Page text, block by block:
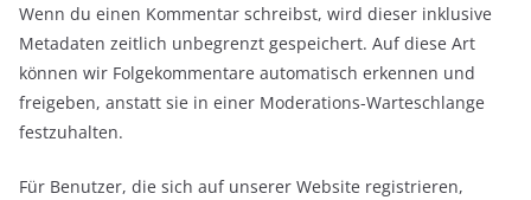
Wenn du einen Kommentar schreibst, wird dieser inklusive
Metadaten zeitlich unbegrenzt gespeichert. Auf diese Art
können wir Folgekommentare automatisch erkennen und
freigeben, anstatt sie in einer Moderations-Warteschlange
festzuhalten.
Für Benutzer, die sich auf unserer Website registrieren,